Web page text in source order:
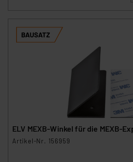
ELV MEXB-Winkel für die MEXB-
Artikel-Nr. 156959